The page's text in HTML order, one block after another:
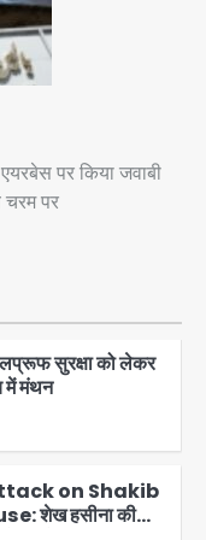
पर किया जवाबी
चरम पर
थे
सुरक्षा को लेकर
में मंथन
on Shakib
शेख हसीना की